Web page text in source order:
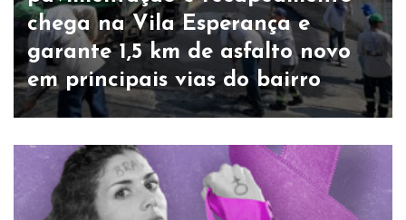
chega na Vila Esperança e
garante 1,5 km de asfalto novo
em principais vias do bairro